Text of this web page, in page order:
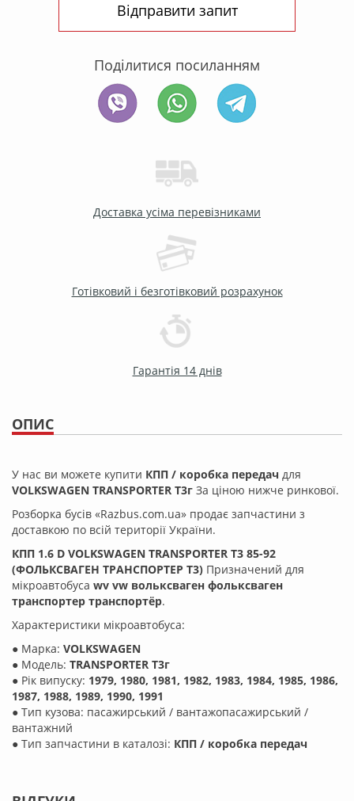
Відправити запит
Поділитися посиланням
Доставка усіма перевізниками
Готівковий і безготівковий розрахунок
Гарантія 14 днів
ОПИС
У нас ви можете купити КПП / коробка передач для
VOLKSWAGEN TRANSPORTER T3г За ціною нижче ринкової.
Розборка бусів «Razbus.com.ua» продає запчастини з
доставкою по всій території України.
КПП 1.6 D VOLKSWAGEN TRANSPORTER T3 85-92
(ФОЛЬКСВАГЕН ТРАНСПОРТЕР Т3) Призначений для
мікроавтобуса wv vw вольксваген фольксваген
транспортер транспортёр.
Характеристики мікроавтобуса:
● Марка: VOLKSWAGEN
● Модель: TRANSPORTER T3г
● Рік випуску: 1979, 1980, 1981, 1982, 1983, 1984, 1985, 1986,
1987, 1988, 1989, 1990, 1991
● Тип кузова: пасажирський / вантажопасажирський /
вантажний
● Тип запчастини в каталозі: КПП / коробка передач